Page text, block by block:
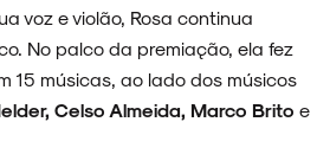
voz e violão, Rosa continua
No palco da premiação, ela fez
15 músicas, ao lado dos músicos
Celso Almeida, Marco Brito e